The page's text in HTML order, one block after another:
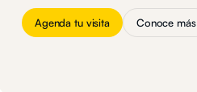
Agenda tu visita Conoce más